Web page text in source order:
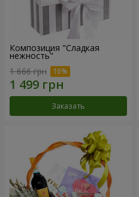
Композиция "Сладкая
нежность"
1 666 грн
Заказать